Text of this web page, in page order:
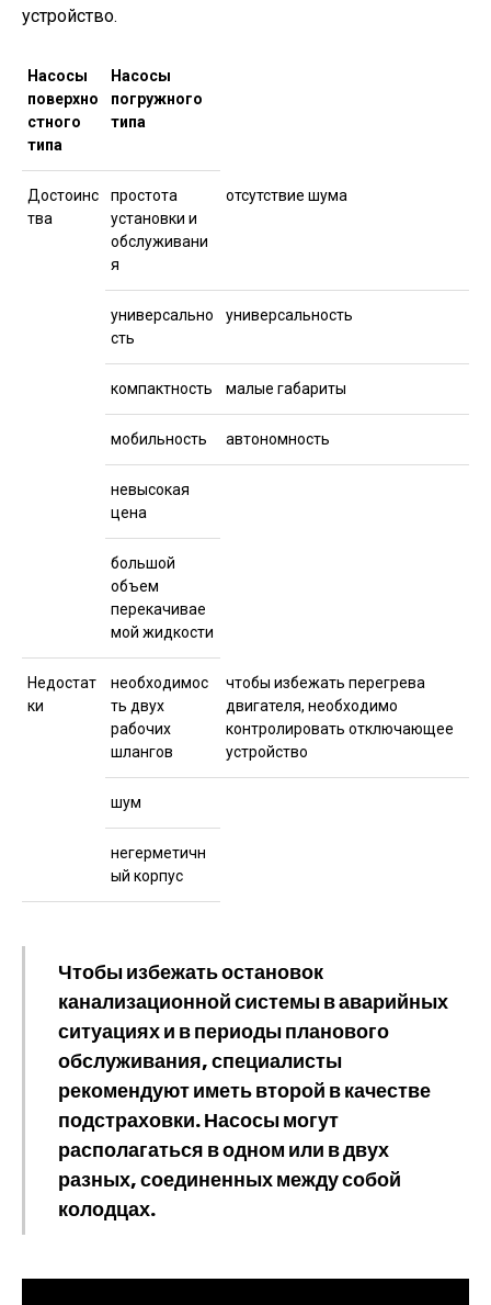
устройство.
Насосы
поверхно
стного
типа
Насосы
погружного
типа
Достоинс
тва
простота
установки и
обслуживани
я
отсутствие шума
универсально
сть
универсальность
компактность малые габариты
мобильность автономность
невысокая
цена
большой
объем
перекачивае
мой жидкости
Недостат
ки
необходимос
ть двух
рабочих
шлангов
чтобы избежать перегрева
двигателя, необходимо
контролировать отключающее
устройство
шум
негерметичн
ый корпус
Чтобы избежать остановок
канализационной системы в аварийных
ситуациях и в периоды планового
обслуживания, специалисты
рекомендуют иметь второй в качестве
подстраховки. Насосы могут
располагаться в одном или в двух
разных, соединенных между собой
колодцах.